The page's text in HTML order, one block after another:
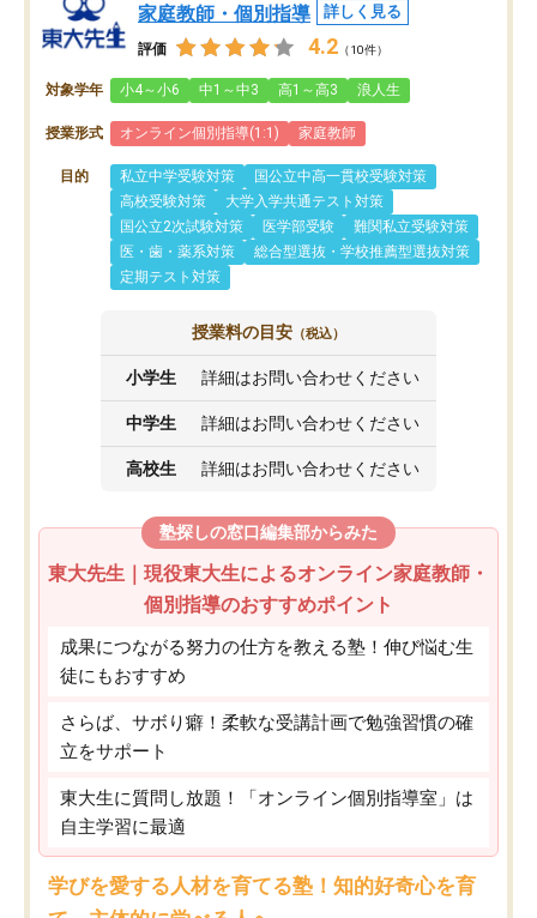
家庭教師・個別指導
詳しく見る
評価 4.2 （10件）
対象学年 小4～小6 中1～中3 高1～高3 浪人生
授業形式 オンライン個別指導(1:1) 家庭教師
目的 私立中学受験対策
国公立中高一貫校受験対策
高校受験対策
大学入学共通テスト対策
国公立2次試験対策
医学部受験
難関私立受験対策
医・歯・薬系対策
総合型選抜・学校推薦型選抜対策
定期テスト対策
授業料の目安 （税込）
小学生 詳細はお問い合わせください
中学生 詳細はお問い合わせください
高校生 詳細はお問い合わせください
塾探しの窓口編集部からみた
東大先生｜現役東大生によるオンライン家庭教師・
個別指導のおすすめポイント
成果につながる努力の仕方を教える塾！伸び悩む生
徒にもおすすめ
さらば、サボり癖！柔軟な受講計画で勉強習慣の確
立をサポート
東大生に質問し放題！「オンライン個別指導室」は
自主学習に最適
学びを愛する人材を育てる塾！知的好奇心を育